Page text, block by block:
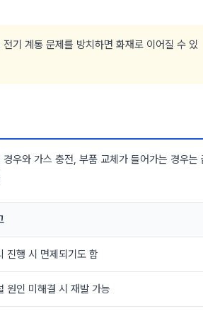
기 계통 문제를 방치하면 화재로 이어질 수 있
우와 가스 충전, 부품 교체가 들어가는 경우는
진행 시 면제되기도 함
원인 미해결 시 재발 가능